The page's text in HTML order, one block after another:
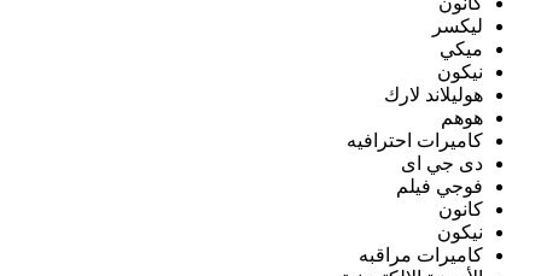
ليكسر
ميكي
نيكون
هوليلاند لارك
هوهم
كاميرات احترافيه
دى جي اى
فوجي فيلم
كانون
نيكون
كاميرات مراقبه